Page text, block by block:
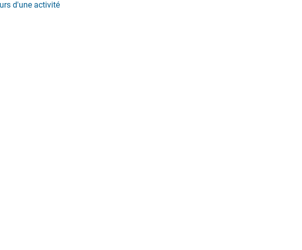
d'une activité